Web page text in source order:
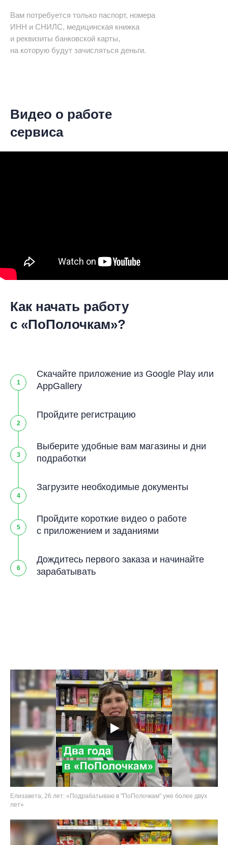
Вам потребуется только паспорт, номера
ИНН и СНИЛС, медицинская книжка
и реквизиты банковской карты,
на которую будут зачисляться деньги.
Видео о работе
сервиса
Как начать работу
с «ПоПолочкам»?
1
Скачайте приложение из Google Play или
AppGallery
2
Пройдите регистрацию
3
Выберите удобные вам магазины и дни
подработки
4
Загрузите необходимые документы
5
Пройдите короткие видео о работе
с приложением и заданиями
6
Дождитесь первого заказа и начинайте
зарабатывать
Елизавета, 26 лет: «Подрабатываю в "ПоПолочкам" уже более двух
лет»